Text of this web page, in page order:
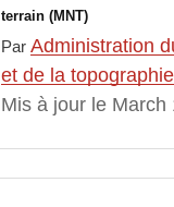
terrain (MNT)
Par Administration
et de la topographie
Mis à jour le March